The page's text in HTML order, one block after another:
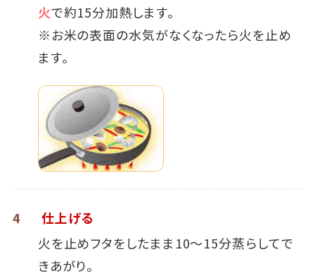
火で約15分加熱します。
※お米の表面の水気がなくなったら火を止め
ます。
4
仕上げる
火を止めフタをしたまま10～15分蒸らしてで
きあがり。